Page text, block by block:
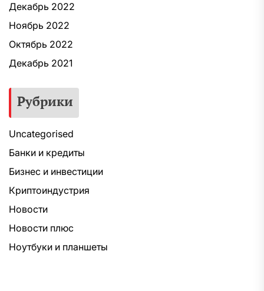
Декабрь 2022
Ноябрь 2022
Октябрь 2022
Декабрь 2021
Рубрики
Uncategorised
Банки и кредиты
Бизнес и инвестиции
Криптоиндустрия
Новости
Новости плюс
Ноутбуки и планшеты